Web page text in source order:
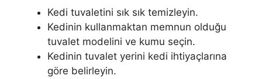
Kedi tuvaletini sık sık temizleyin.
Kedinin kullanmaktan memnun olduğu
tuvalet modelini ve kumu seçin.
Kedinin tuvalet yerini kedi ihtiyaçlarına
göre belirleyin.